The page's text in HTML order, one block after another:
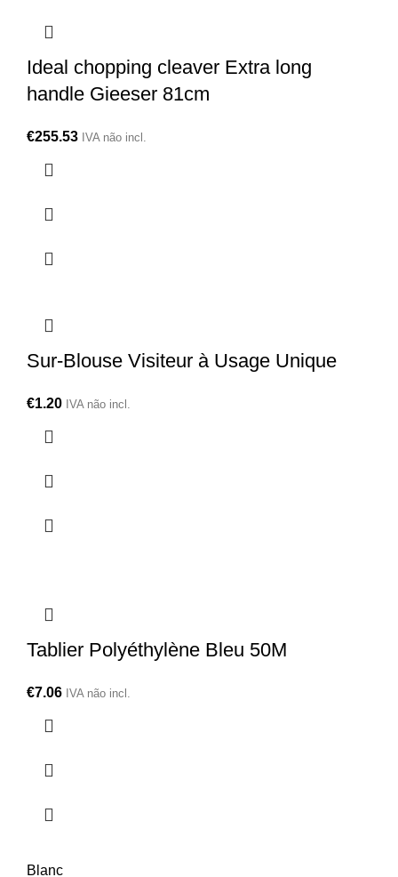
Ideal chopping cleaver Extra long
handle Gieeser 81cm
€255.53 IVA não incl.
Sur-Blouse Visiteur à Usage Unique
€1.20 IVA não incl.
Tablier Polyéthylène Bleu 50M
€7.06 IVA não incl.
Blanc